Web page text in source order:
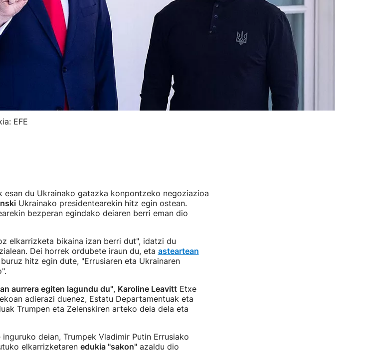
EFE
esan du Ukrainako gatazka konpontzeko negoziazioa
Ukrainako presidentearekin hitz egin ostean.
bezperan egindako deiaren berri eman dio
elkarrizketa bikaina izan berri dut", idatzi du
Dei horrek ordubete iraun du, eta asteartean
hitz egin dute, "Errusiaren eta Ukrainaren
aurrera egiten lagundu du", Karoline LeavittEtxe
adierazi duenez, Estatu Departamentuak eta
Trumpen eta Zelenskiren arteko deia dela eta
deian, Trumpek Vladimir Putin Errusiako
elkarrizketaren edukia "sakon"azaldu dio